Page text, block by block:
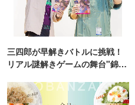
三四郎が早解きバトルに挑戦！
リアル謎解きゲームの舞台"錦糸